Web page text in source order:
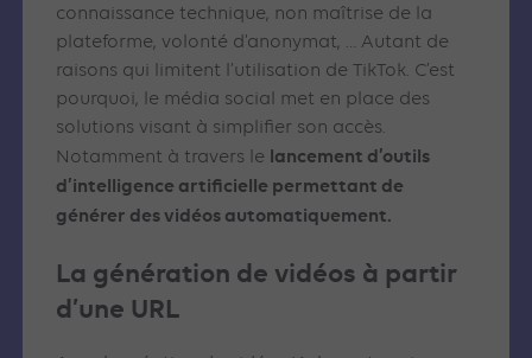
connaissance technique, non maîtrise de la
plateforme, volonté d’anonymat, … Autant de
raisons qui limitent l’utilisation de TikTok. C’est
pourquoi, le média social met en place des
solutions visant à simplifier son accès.
Notamment à travers le lancement d’outils
d’intelligence artificielle permettant de
générer des vidéos automatiquement.
La génération de vidéos à partir
d’une URL